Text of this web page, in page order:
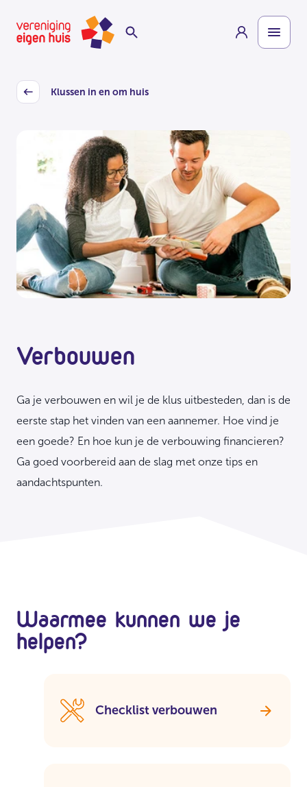
naar
hoofdinhoud
Homepage
Back
Klussen in en om huis
Verbouwen
Ga je verbouwen en wil je de klus uitbesteden, dan is de
eerste stap het vinden van een aannemer. Hoe vind je
een goede? En hoe kun je de verbouwing financieren?
Ga goed voorbereid aan de slag met onze tips en
aandachtspunten.
Waarmee kunnen we je
helpen?
Checklist verbouwen